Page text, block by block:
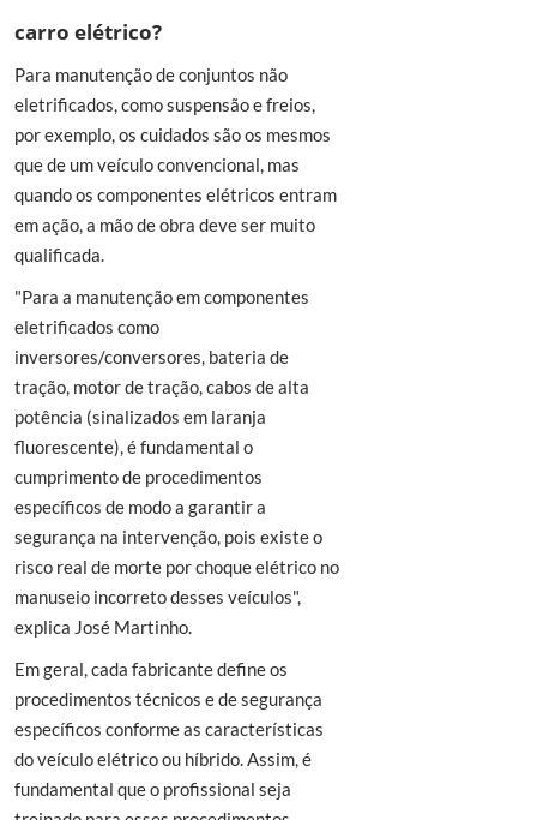
carro elétrico?
Para manutenção de conjuntos não
eletrificados, como suspensão e freios,
por exemplo, os cuidados são os mesmos
que de um veículo convencional, mas
quando os componentes elétricos entram
em ação, a mão de obra deve ser muito
qualificada.
"Para a manutenção em componentes
eletrificados como
inversores/conversores, bateria de
tração, motor de tração, cabos de alta
potência (sinalizados em laranja
fluorescente), é fundamental o
cumprimento de procedimentos
específicos de modo a garantir a
segurança na intervenção, pois existe o
risco real de morte por choque elétrico no
manuseio incorreto desses veículos",
explica José Martinho.
Em geral, cada fabricante define os
procedimentos técnicos e de segurança
específicos conforme as características
do veículo elétrico ou híbrido. Assim, é
fundamental que o profissional seja